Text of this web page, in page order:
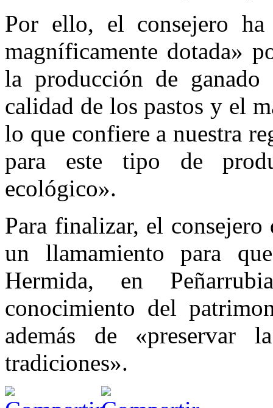
Por ello, el consejero ha
magníficamente dotada»
la producción de
calidad de los pastos y el
lo que confiere a nuestra
para este tipo de
ecológico».
Para finalizar, el
un llamamiento para
Hermida, en
conocimiento del
además de «preservar
tradiciones».